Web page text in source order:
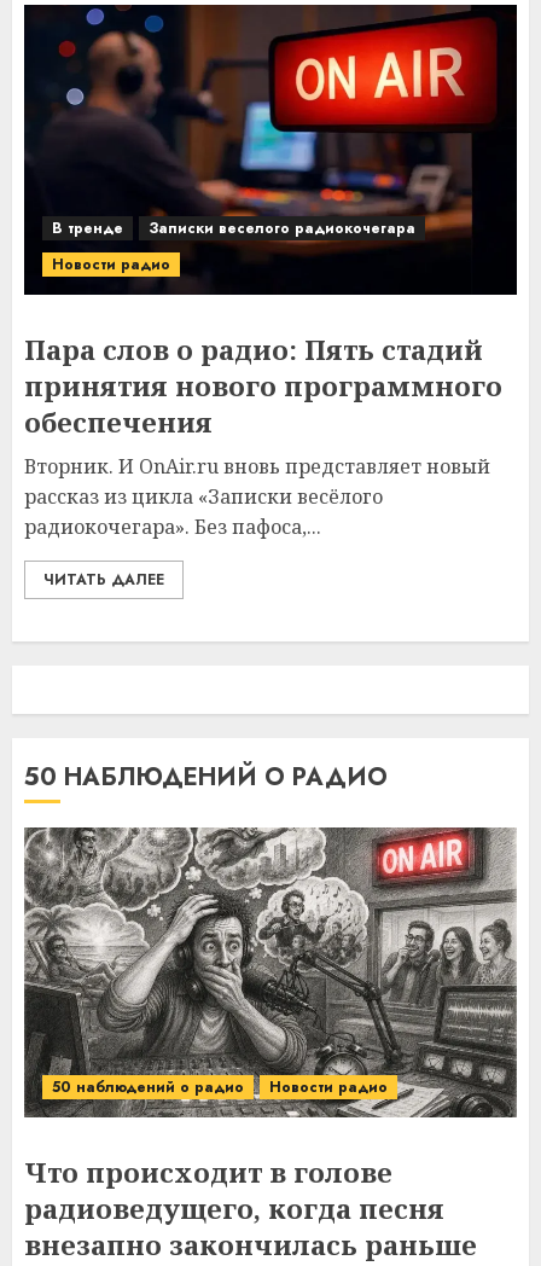
В тренде
Записки веселого радиокочегара
Новости радио
Пара слов о радио: Пять стадий
принятия нового программного
обеспечения
Вторник. И OnAir.ru вновь представляет новый
рассказ из цикла «Записки весёлого
радиокочегара». Без пафоса,...
ЧИТАТЬ ДАЛЕЕ
50 НАБЛЮДЕНИЙ О РАДИО
50 наблюдений о радио Новости радио
Что происходит в голове
радиоведущего, когда песня
внезапно закончилась раньше